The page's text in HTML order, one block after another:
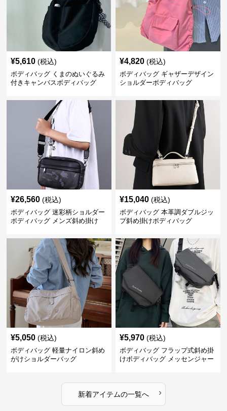
¥5,610 (税込)
ボディバッグ くまのぬいぐるみ
付きキャンバスボディバッグ
¥4,820 (税込)
ボディバッグ ギャザーデザイン
ショルダーボディバッグ
¥26,560 (税込)
ボディバッグ 迷彩柄ショルダー
ボディバッグ メンズ斜め掛け
¥15,040 (税込)
ボディバッグ 本革調ダブルジッ
プ斜め掛けボディバッグ
¥5,050 (税込)
ボディバッグ 軽量ナイロン斜め
がけショルダーバッグ
¥5,970 (税込)
ボディバッグ フラップ式斜め掛
けボディバッグ メッセンジャー
新着アイテムの一覧へ ›